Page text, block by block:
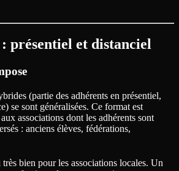
présentiel et distanciel
(partie des adhérents en présentiel,
se sont généralisées. Ce format est
associations dont les adhérents sont
: anciens élèves, fédérations,
bien pour les associations locales. Un